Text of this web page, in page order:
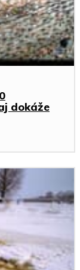
dokáže